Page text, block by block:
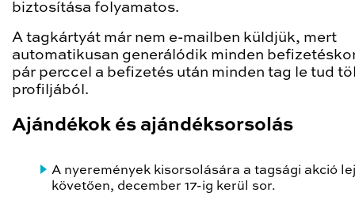
biztosítása folyamatos.
A tagkártyát már nem e-mailben küldjük, mert
automatikusan generálódik minden
pár perccel a befizetés után minden tag le tud
profiljából.
Ajándékok és ajándéksorsolás
A nyeremények kisorsolására a tagsági akció
követően, december 17-ig kerül sor.